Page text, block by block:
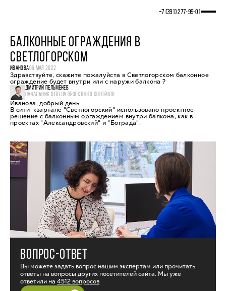
+7 (391) 277‒99‒01
БАЛКОННЫЕ ОГРАЖДЕНИЯ В
СВЕТЛОГОРСКОМ
ИВАНОВА06 МАЯ 2022
Здравствуйте, скажите пожалуйста в Светлогорском балконное
ограждение будет внутри или с наружи балкона ?
ДМИТРИЙ ПЕЛЬМЕНЕВ
НАЧАЛЬНИК ОТДЕЛА ПРОЕКТНОГО КОНТРОЛЯ
Иванова, добрый день.
В сити-квартале "Светлогорский" использовано проектное
решение с балконным оргаждением внутри балкона, как в
проектах "Александровский" и "Бограда".
ВОПРОС-ОТВЕТ
Вы можете задать вопрос нашим экспертам или прочитать
ответы на вопросы других посетителей сайта. Мы уже
ответили на 4512 вопросов